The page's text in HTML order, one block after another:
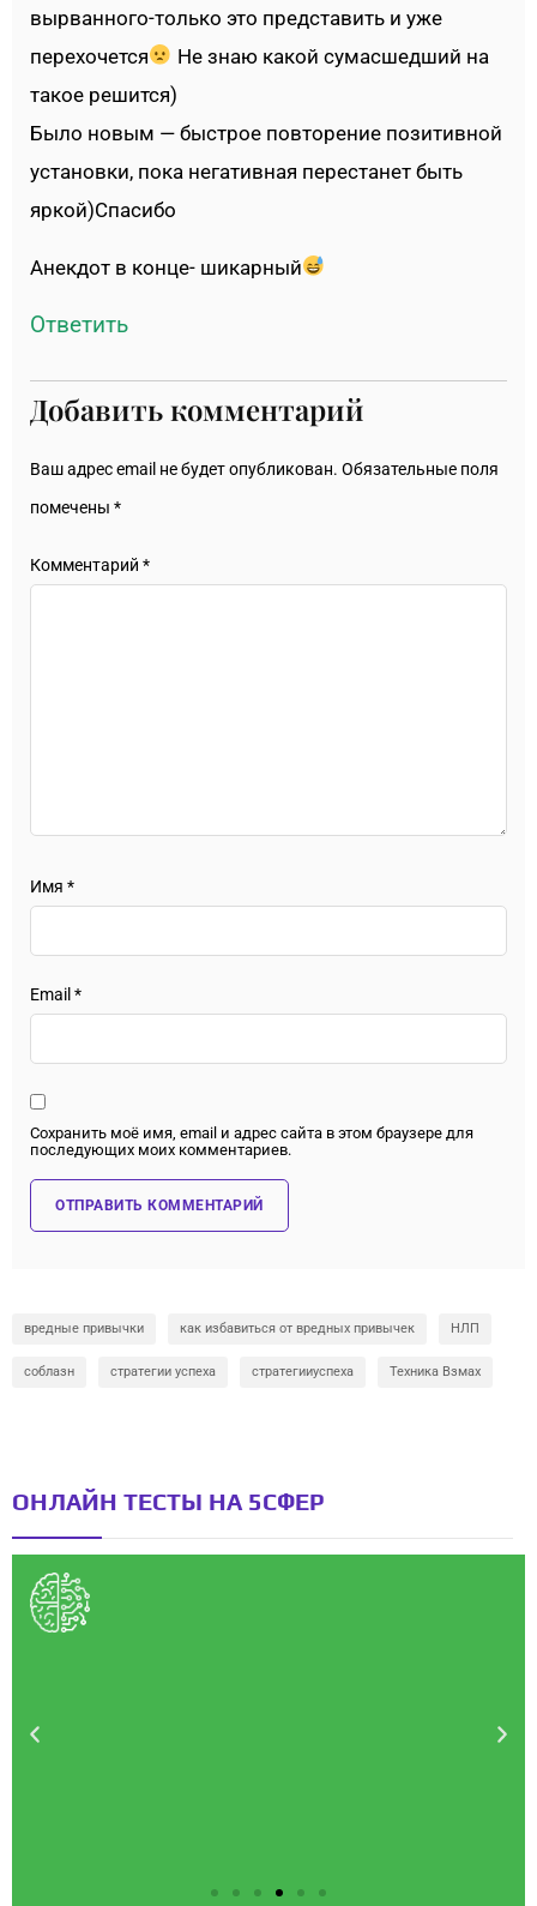
вырванного-только это представить и уже
перехочется
Не знаю какой сумасшедший на
такое решится)
Было новым — быстрое повторение позитивной
установки, пока негативная перестанет быть
яркой)Спасибо
Анекдот в конце- шикарный
Ответить
Добавить комментарий
Ваш адрес email не будет опубликован. Обязательные поля
помечены *
Комментарий *
Имя *
Email *
Сохранить моё имя, email и адрес сайта в этом браузере для
последующих моих комментариев.
вредные привычки как избавиться от вредных привычек НЛП
соблазн стратегии успеха стратегииуспеха Техника Взмах
ОНЛАЙН ТЕСТЫ НА 5СФЕР